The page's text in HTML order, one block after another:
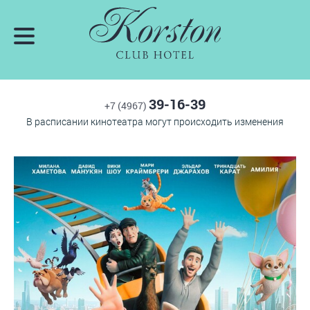
+7 (4967) 39-16-39
В расписании кинотеатра могут происходить изменения